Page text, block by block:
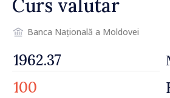
Curs valutar
Banca Națională a Moldovei